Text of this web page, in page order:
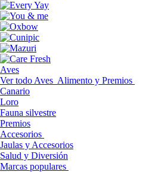
Aves
Ver todo Aves Alimento y Premios
Canario
Loro
Fauna silvestre
Premios
Accesorios
Jaulas y Accesorios
Salud y Diversión
Marcas populares